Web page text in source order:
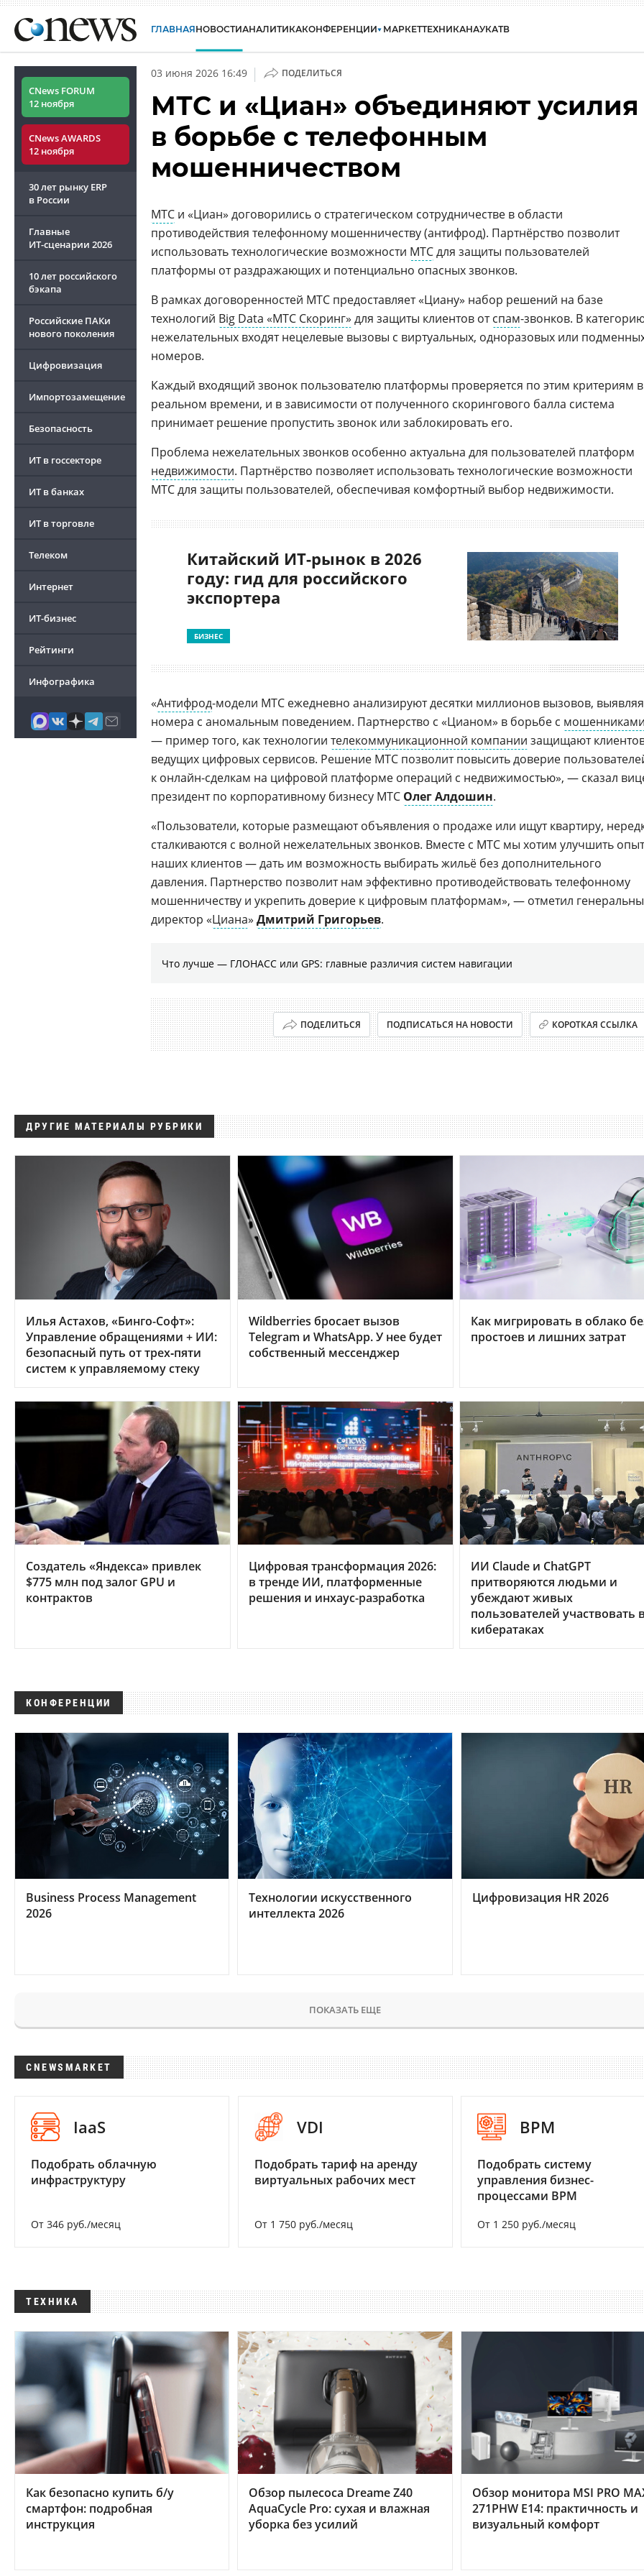
ГЛАВНАЯНОВОСТИАНАЛИТИКАКОНФЕРЕНЦИИ МАРКЕТТЕХНИКАНАУКАТВ
CNews FORUM
12 ноября
CNews AWARDS
12 ноября
30 лет рынку ERP
в России
Главные
ИТ-сценарии 2026
10 лет российского
бэкапа
Российские ПАКи
нового поколения
Цифровизация
Импортозамещение
Безопасность
ИТ в госсекторе
ИТ в банках
ИТ в торговле
Телеком
Интернет
ИТ-бизнес
Рейтинги
Инфографика
03 июня 2026 16:49 | ПОДЕЛИТЬСЯ
МТС и «Циан» объединяют усилия
в борьбе с телефонным
мошенничеством
МТС и «Циан» договорились о стратегическом сотрудничестве в области
противодействия телефонному мошенничеству (антифрод). Партнёрство позволит
использовать технологические возможности МТСдля защиты пользователей
платформы от раздражающих и потенциально опасных звонков.
В рамках договоренностей МТС предоставляет «Циану» набор решений на базе
технологий Big Data «МТС Скоринг» для защиты клиентов отспам-звонков. В
нежелательных входят нецелевые вызовы с виртуальных, одноразовых или
номеров.
Каждый входящий звонок пользователю платформы проверяется по этим критериям в
реальном времени, и в зависимости от полученного скорингового балла система
принимает решение пропустить звонок или заблокировать его.
Проблема нежелательных звонков особенно актуальна для пользователей платформ
недвижимости. Партнёрство позволяет использовать технологические возможности
МТС для защиты пользователей, обеспечивая комфортный выбор недвижимости.
Китайский ИТ-рынок в 2026
году: гид для российского
экспортера
БИЗНЕС
«Антифрод-модели МТС ежедневно анализируют десятки миллионов вызовов, выявляя
номера с аномальным поведением. Партнерство с «Цианом» в борьбе с
— пример того, как технологии телекоммуникационной компании защищают
ведущих цифровых сервисов. Решение МТС позволит повысить доверие
к онлайн-сделкам на цифровой платформе операций с недвижимостью», — сказал
президент по корпоративному бизнесу МТC Олег Алдошин.
«Пользователи, которые размещают объявления о продаже или ищут квартиру,
сталкиваются с волной нежелательных звонков. Вместе с МТС мы хотим улучшить опыт
наших клиентов — дать им возможность выбирать жильё без дополнительного
давления. Партнерство позволит нам эффективно противодействовать телефонному
мошенничеству и укрепить доверие к цифровым платформам», — отметил
директор «Циана» Дмитрий Григорьев.
Что лучше — ГЛОНАСС или GPS: главные различия систем навигации
ПОДЕЛИТЬСЯ ПОДПИСАТЬСЯ НА НОВОСТИ КОРОТКАЯ ССЫЛКА
ДРУГИЕ МАТЕРИАЛЫ РУБРИКИ
Илья Астахов, «Бинго-Софт»:
Управление обращениями + ИИ:
безопасный путь от трех‑пяти
систем к управляемому стеку
Wildberries бросает вызов
Telegram и WhatsApp. У нее будет
собственный мессенджер
Как мигрировать в облако
простоев и лишних затрат
Создатель «Яндекса» привлек
$775 млн под залог GPU и
контрактов
Цифровая трансформация 2026:
в тренде ИИ, платформенные
решения и инхаус-разработка
ИИ Claude и ChatGPT
притворяются людьми и
убеждают живых
пользователей участвовать
кибератаках
КОНФЕРЕНЦИИ
Business Process Management
2026
Технологии искусственного
интеллекта 2026
Цифровизация HR 2026
ПОКАЗАТЬ ЕЩЕ
CNEWSMARKET
IaaS
Подобрать облачную
инфраструктуру
От 346 руб./месяц
VDI
Подобрать тариф на аренду
виртуальных рабочих мест
От 1 750 руб./месяц
BPM
Подобрать систему
управления бизнес-
процессами BPM
От 1 250 руб./месяц
ТЕХНИКА
Как безопасно купить б/у
смартфон: подробная
инструкция
Обзор пылесоса Dreame Z40
AquaCycle Pro: сухая и влажная
уборка без усилий
Обзор монитора MSI PRO
271PHW E14: практичность и
визуальный комфорт